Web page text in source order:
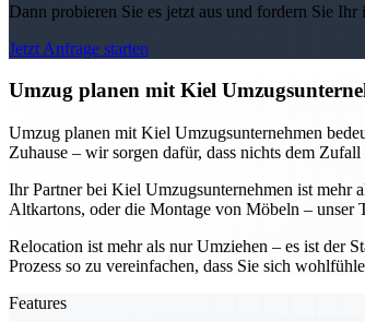
Dann probieren Sie es jetzt aus und fordern Sie
Jetzt Anfrage starten
Umzug planen mit Kiel
Umzug planen mit Kiel Umzugsunternehmen
Zuhause – wir sorgen dafür, dass nichts dem
Ihr Partner bei Kiel Umzugsunternehmen ist mehr
Altkartons, oder die Montage von Möbeln – unser
Relocation ist mehr als nur Umziehen – es ist der
Prozess so zu vereinfachen, dass Sie sich
Features